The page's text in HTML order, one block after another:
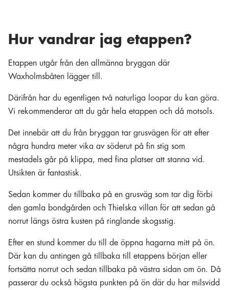
Hur vandrar jag etappen?
Etappen utgår från den allmänna bryggan där
Waxholmsbåten lägger till.
Därifrån har du egentligen två naturliga loopar du kan göra.
Vi rekommenderar att du går hela etappen och då motsols.
Det innebär att du från bryggan tar grusvägen för att efter
några hundra meter vika av söderut på fin stig som
mestadels går på klippa, med fina platser att stanna vid.
Utsikten är fantastisk.
Sedan kommer du tillbaka på en grusväg som tar dig förbi
den gamla bondgården och Thielska villan för att sedan gå
norrut längs östra kusten på ringlande skogsstig.
Efter en stund kommer du till de öppna hagarna mitt på ön.
Där kan du antingen gå tillbaka till etappens början eller
fortsätta norrut och sedan tillbaka på västra sidan om ön. Då
passerar du också högsta punkten på ön där du har milsvidd